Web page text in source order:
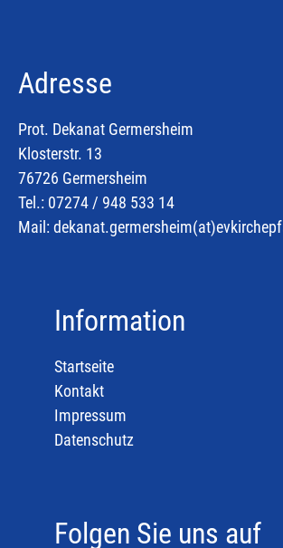
Adresse
Prot. Dekanat Germersheim
Klosterstr. 13
76726 Germersheim
Tel.: 07274 / 948 533 14
Mail:dekanat.germersheim(at)
Information
Startseite
Kontakt
Impressum
Datenschutz
Folgen Sie uns auf